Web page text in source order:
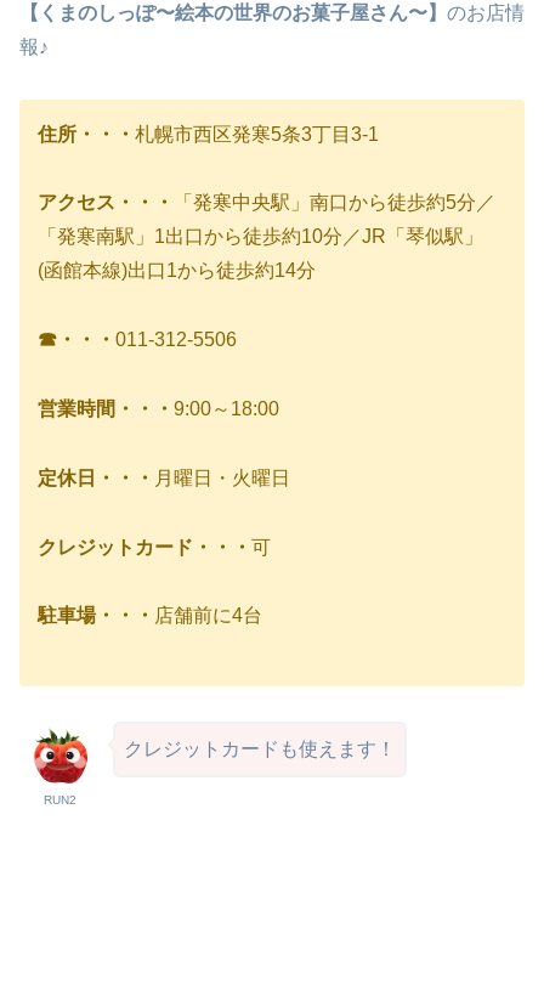
【くまのしっぽ〜絵本の世界のお菓子屋さん〜】 のお店情
報♪
住所・・・ 札幌市西区発寒5条3丁目3-1
アクセス・・・
「発寒中央駅」南口から徒歩約5分／
「発寒南駅」1出口から徒歩約10分／JR「琴似駅」
(函館本線)出口1から徒歩約14分
☎・・・ 011-312-5506
営業時間・・・ 9:00～18:00
定休日・・・ 月曜日・火曜日
クレジットカード・・・ 可
駐車場・・・ 店舗前に4台
RUN2
クレジットカードも使えます！